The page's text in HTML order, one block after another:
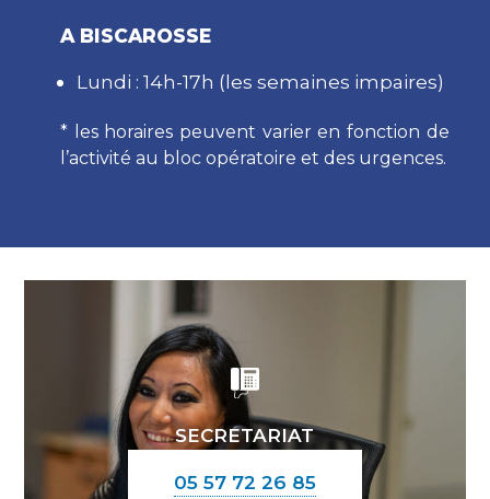
A BISCAROSSE
Lundi : 14h-17h (les semaines impaires)
* les horaires peuvent varier en fonction de
l’activité au bloc opératoire et des urgences.
SECRETARIAT
05 57 72 26 85